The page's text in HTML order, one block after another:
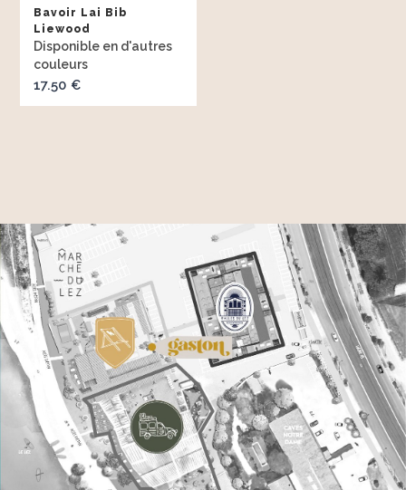
Bavoir Lai Bib
Liewood
17.50 €